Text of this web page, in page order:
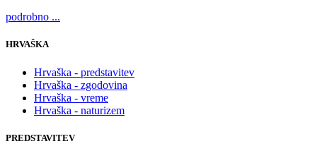
podrobno ...
HRVAŠKA
Hrvaška - predstavitev
Hrvaška - zgodovina
Hrvaška - vreme
Hrvaška - naturizem
PREDSTAVITEV